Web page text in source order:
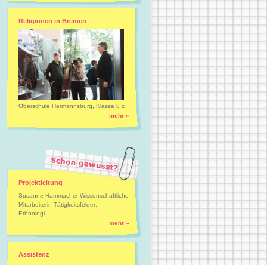
Religionen in Bremen
Oberschule Hermannsburg, Klasse 8 c
mehr »
Projektleitung
Susanne Hammacher Wissenschaftliche
Mitarbeiterin Tätigkeitsfelder:
Ethnologi…
mehr »
Assistenz